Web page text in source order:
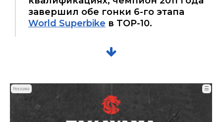
завершил обе гонки 6-го этапа
World Superbike в TOP-10.
Реклама ☰